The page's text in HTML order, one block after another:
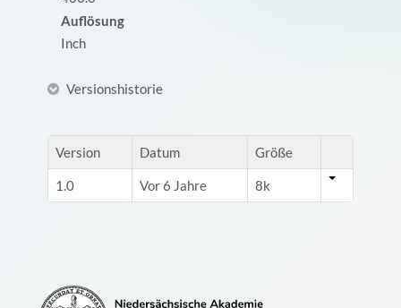
Auflösung
Inch
Versionshistorie
Version Datum Größe
1.0 Vor 6 Jahre 8k